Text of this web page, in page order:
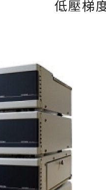
低壓梯